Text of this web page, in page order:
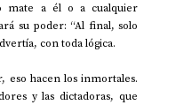
mate a él o a cualquier
su poder: “Al final, solo
con toda lógica.
eso hacen los inmortales.
y las dictadoras, que